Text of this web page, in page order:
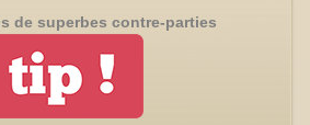
de superbes contre-parties